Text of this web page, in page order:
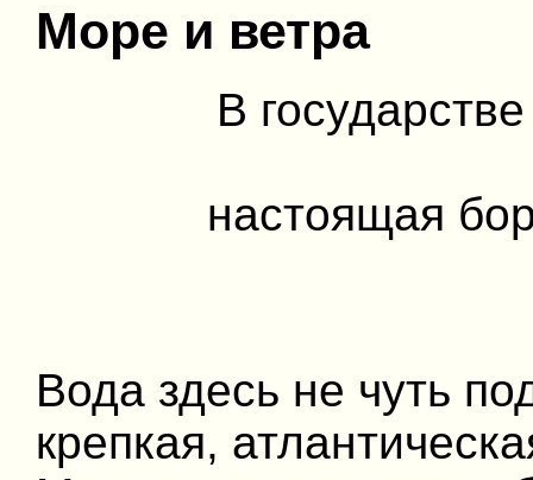
Море и ветра
В
настоящая
Вода здесь не чуть
крепкая,